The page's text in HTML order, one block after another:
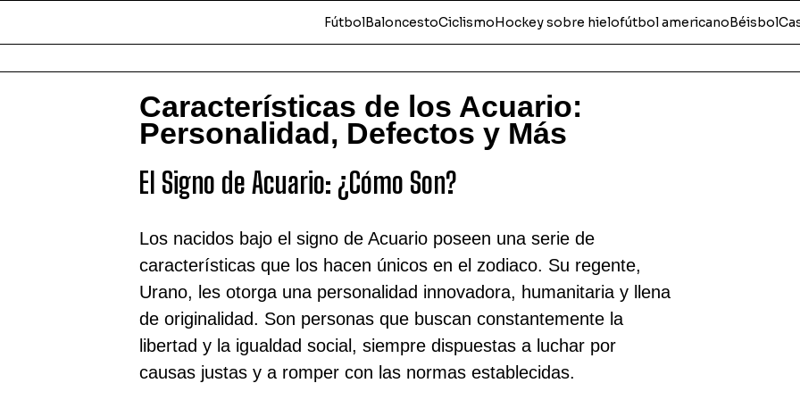
FútbolBaloncestoCiclismoHockey sobre hielofútbol americanoBéisbol
Características de los Acuario:
Personalidad, Defectos y Más
El Signo de Acuario: ¿Cómo Son?
Los nacidos bajo el signo de Acuario poseen una serie de
características que los hacen únicos en el zodiaco. Su regente,
Urano, les otorga una personalidad innovadora, humanitaria y llena
de originalidad. Son personas que buscan constantemente la
libertad y la igualdad social, siempre dispuestas a luchar por
causas justas y a romper con las normas establecidas.